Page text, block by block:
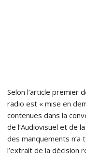
Selon l’article premier
radio est « mise en
contenues dans la
de l’Audiovisuel et de
des manquements
l’extrait de la décision